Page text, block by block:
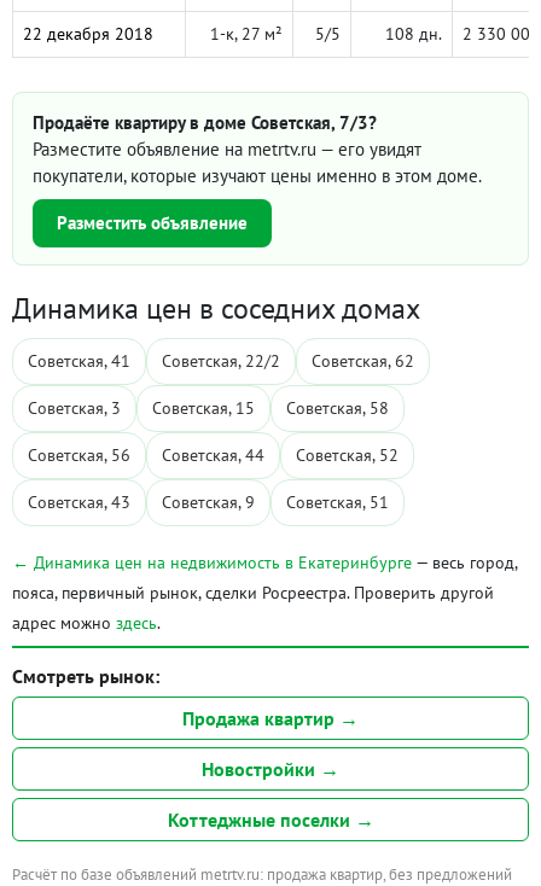
22 декабря 2018 1-к, 27 м² 5/5 108 дн. 2 330 000
Продаёте квартиру в доме Советская, 7/3?
Разместите объявление на metrtv.ru — его увидят
покупатели, которые изучают цены именно в этом доме.
Разместить объявление
Динамика цен в соседних домах
Советская, 41 Советская, 22/2 Советская, 62
Советская, 3 Советская, 15 Советская, 58
Советская, 56 Советская, 44 Советская, 52
Советская, 43 Советская, 9 Советская, 51
← Динамика цен на недвижимость в Екатеринбурге — весь город,
пояса, первичный рынок, сделки Росреестра. Проверить другой
адрес можно здесь.
Смотреть рынок:
Продажа квартир →
Новостройки →
Коттеджные поселки →
Расчёт по базе объявлений metrtv.ru: продажа квартир, без предложений